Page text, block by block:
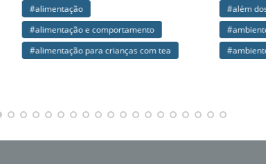
comportamento
crianças com tea
#ambiente acolhedor
#ambiente acolhedor para o